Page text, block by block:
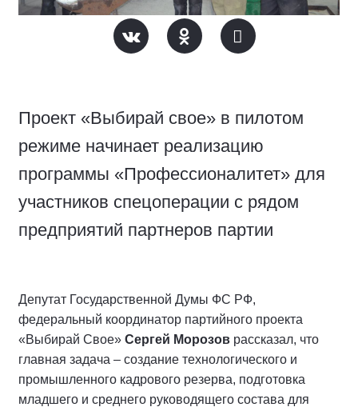
Проект «Выбирай свое» в пилотом
режиме начинает реализацию
программы «Профессионалитет» для
участников спецоперации с рядом
предприятий партнеров партии
Депутат Государственной Думы ФС РФ,
федеральный координатор партийного проекта
«Выбирай Свое» Сергей Морозов рассказал, что
главная задача – создание технологического и
промышленного кадрового резерва, подготовка
младшего и среднего руководящего состава для